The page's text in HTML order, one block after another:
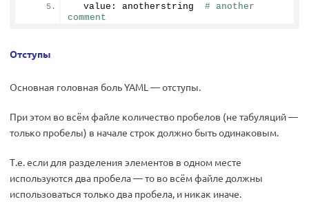
  value: anotherstring
# another
comment
Отступы
Основная головная боль YAML — отступы.
При этом во всём файле количество пробелов (не табуляций —
только пробелы) в начале строк должно быть одинаковым.
Т.е. если для разделения элементов в одном месте
используются два пробела — то во всём файле должны
использоваться только два пробела, и никак иначе.